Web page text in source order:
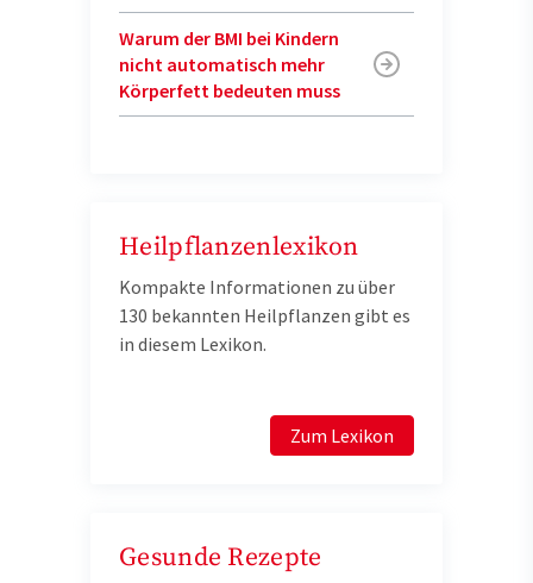
Warum der BMI bei Kindern
nicht automatisch mehr
Körperfett bedeuten muss
Heilpflanzenlexikon
Kompakte Informationen zu über
130 bekannten Heilpflanzen gibt es
in diesem Lexikon.
Zum Lexikon
Gesunde Rezepte